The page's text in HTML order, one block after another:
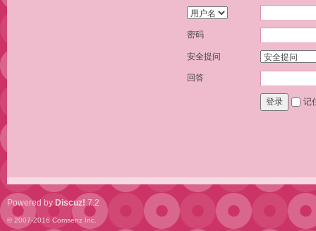
密码
安全提问
回答
登录 记
Powered by Discuz! 7.2
© 2007-2016 Comsenz Inc.